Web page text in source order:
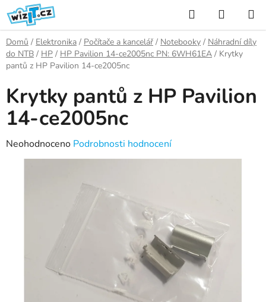
Přejít
na
obsah
Hledat
KOŠÍK
Domů / Elektronika / Počítače a kancelář / Notebooky / Náhradní díly
do NTB / HP / HP Pavilion 14-ce2005nc PN: 6WH61EA / Krytky
pantů z HP Pavilion 14-ce2005nc
Krytky pantů z HP Pavilion
14-ce2005nc
Průměrné
hodnocení
Neohodnoceno Podrobnosti hodnocení